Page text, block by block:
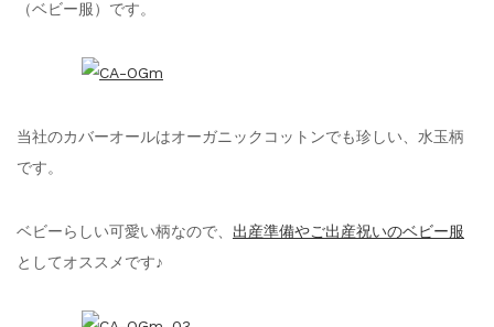
（ベビー服）です。
当社のカバーオールはオーガニックコットンでも珍しい、水玉柄
です。
ベビーらしい可愛い柄なので、 出産準備やご出産祝いのベビー服
としてオススメです♪